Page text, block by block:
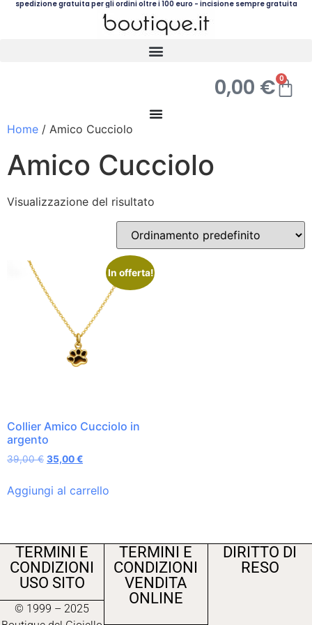
spedizione gratuita per gli ordini oltre i 100 euro - incisione sempre gratuita
0,00 € 0
Home / Amico Cucciolo
Amico Cucciolo
Visualizzazione del risultato
In offerta!
Collier Amico Cucciolo in
argento
39,00€ 35,00€
Aggiungi al carrello
TERMINI E
CONDIZIONI
USO SITO
© 1999 – 2025
TERMINI E
CONDIZIONI
VENDITA
ONLINE
DIRITTO DI
RESO